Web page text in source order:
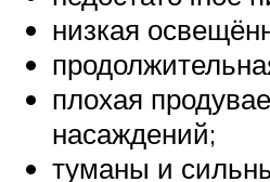
низкая
плохая
насаждений;
туманы и